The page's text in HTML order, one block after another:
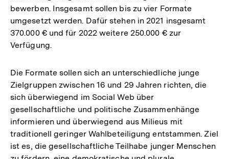
bewerben. Insgesamt sollen bis zu vier Formate
umgesetzt werden. Dafür stehen in 2021 insgesamt
370.000 € und für 2022 weitere 250.000 € zur
Verfügung.
Die Formate sollen sich an unterschiedliche junge
Zielgruppen zwischen 16 und 29 Jahren richten, die
sich überwiegend im Social Web über
gesellschaftliche und politische Zusammenhänge
informieren und überwiegend aus Milieus mit
traditionell geringer Wahlbeteiligung entstammen. Ziel
ist es, die gesellschaftliche Teilhabe junger Menschen